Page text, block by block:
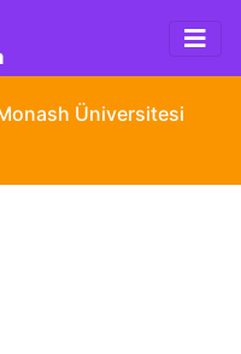
Üniversitesi